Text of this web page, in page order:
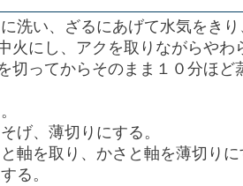
洗い、ざるにあげて水気をき
火にし、アクを取りながらやわ
切ってからそのまま１０分ほど
げ、薄切りにする。
軸を取り、かさと軸を薄切りに
る。